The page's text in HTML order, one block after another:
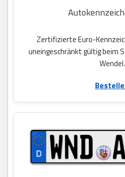
Zertifizierte Euro-
uneingeschränkt gültig beim
Wendel.